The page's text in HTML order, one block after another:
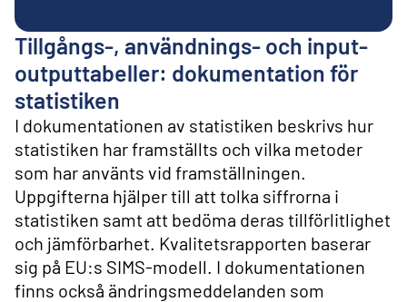
Tillgångs-, användnings- och input-
outputtabeller: dokumentation för
statistiken
I dokumentationen av statistiken beskrivs hur
statistiken har framställts och vilka metoder
som har använts vid framställningen.
Uppgifterna hjälper till att tolka siffrorna i
statistiken samt att bedöma deras tillförlitlighet
och jämförbarhet. Kvalitetsrapporten baserar
sig på EU:s SIMS-modell. I dokumentationen
finns också ändringsmeddelanden som